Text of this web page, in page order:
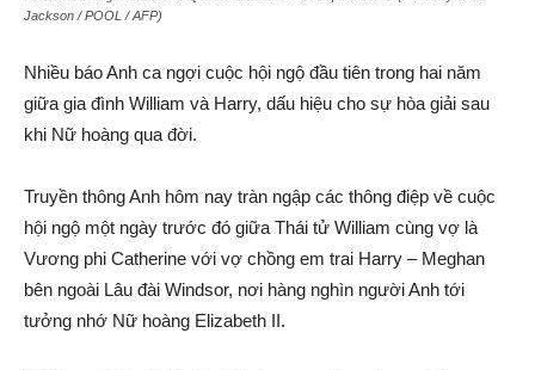
Jackson / POOL / AFP)
Nhiều báo Anh ca ngợi cuộc hội ngộ đầu tiên trong hai năm
giữa gia đình William và Harry, dấu hiệu cho sự hòa giải sau
khi Nữ hoàng qua đời.
Truyền thông Anh hôm nay tràn ngập các thông điệp về cuộc
hội ngộ một ngày trước đó giữa Thái tử William cùng vợ là
Vương phi Catherine với vợ chồng em trai Harry – Meghan
bên ngoài Lâu đài Windsor, nơi hàng nghìn người Anh tới
tưởng nhớ Nữ hoàng Elizabeth II.